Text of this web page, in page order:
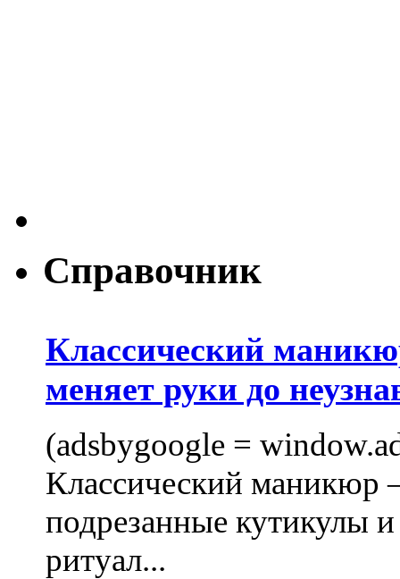
Справочник
Классический
меняет руки до
(adsbygoogle =
Классический маникюр
подрезанные кутикулы
ритуал...